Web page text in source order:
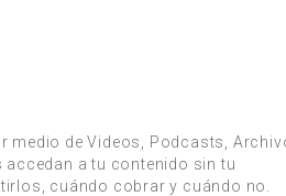
medio de Videos, Podcasts,
accedan a tu contenido sin tu
cuándo cobrar y cuándo no.